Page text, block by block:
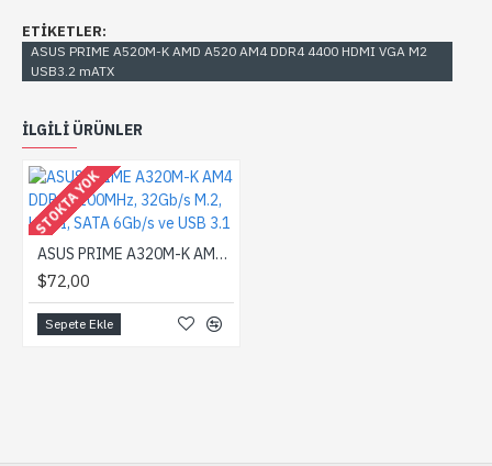
ETIKETLER:
ASUS PRIME A520M-K AMD A520 AM4 DDR4 4400 HDMI VGA M2
USB3.2 mATX
ILGILI ÜRÜNLER
STOKTA YOK
ASUS PRIME A320M-K AM4 DDR4 3200MHz, 32Gb/s M.2, HDMI, SATA 6Gb/s ve USB 3.1
$72,00
Sepete Ekle